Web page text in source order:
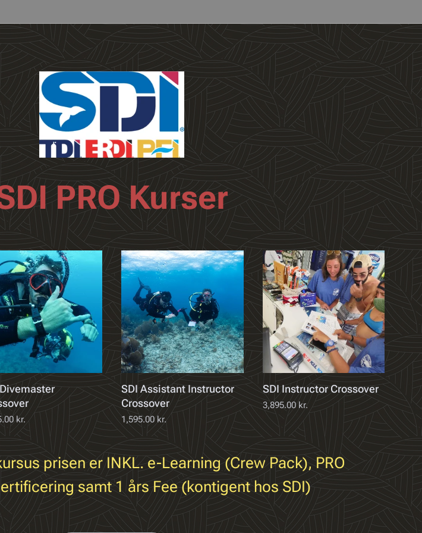
PRO Kurser
kr.
SDI Assistant Instructor
Crossover
1,595.00kr.
SDI Instructor Crossover
3,895.00kr.
prisen er INKL. e-Learning (Crew Pack), PRO
samt 1 års Fee (kontigent hos SDI)